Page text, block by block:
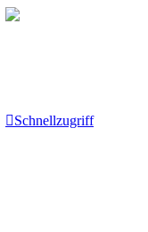
Schnellzugriff